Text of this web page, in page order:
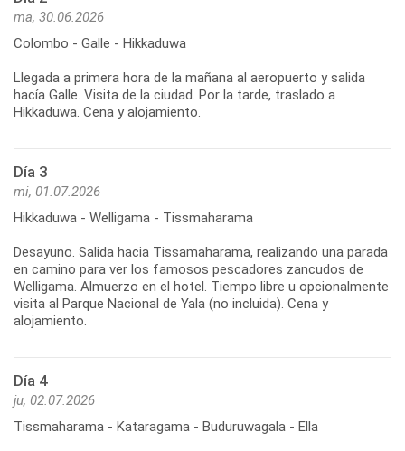
ma, 30.06.2026
Colombo - Galle - Hikkaduwa
Llegada a primera hora de la mañana al aeropuerto y salida
hacía Galle. Visita de la ciudad. Por la tarde, traslado a
Día 3
mi, 01.07.2026
Hikkaduwa - Welligama - Tissmaharama
Desayuno. Salida hacia Tissamaharama, realizando una parada
en camino para ver los famosos pescadores zancudos de
Welligama. Almuerzo en el hotel. Tiempo libre u opcionalmente
visita al Parque Nacional de Yala (no incluida). Cena y
Día 4
ju, 02.07.2026
Tissmaharama - Kataragama - Buduruwagala - Ella